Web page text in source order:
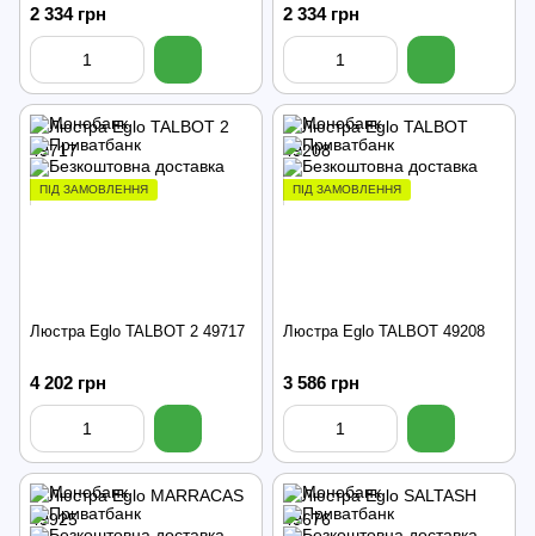
2 334 грн 2 334 грн
ПІД ЗАМОВЛЕННЯ
Люстра Eglo TALBOT 2 49717
4 202 грн
ПІД ЗАМОВЛЕННЯ
Люстра Eglo TALBOT 49208
3 586 грн